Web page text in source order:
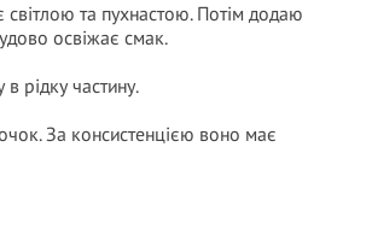
та пухнастою. Потім додаю
освіжає смак.
рідку частину.
За консистенцією воно має